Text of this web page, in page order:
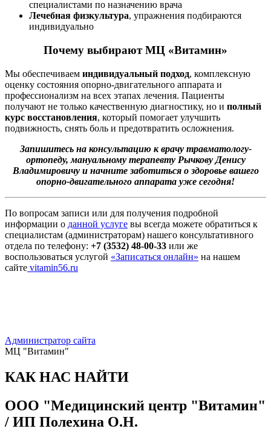
специалистами по назначению врача
Лечебная физкультура, упражнения подбираются
индивидуально
Почему выбирают МЦ «Витамин»
Мы обеспечиваем индивидуальный подход, комплексную
оценку состояния опорно-двигательного аппарата и
профессионализм на всех этапах лечения. Пациенты
получают не только качественную диагностику, но и полный
курс восстановления, который помогает улучшить
подвижность, снять боль и предотвратить осложнения.
Запишитесь на консультацию к врачу травматологу-
ортопеду, мануальному терапевту Рычкову Денису
Владимировичу и начните заботиться о здоровье вашего
опорно-двигательного аппарата уже сегодня!
По вопросам записи или для получения подробной
информации о данной услуге вы всегда можете обратиться к
специалистам (администраторам) нашего консультативного
отдела по телефону: +7 (3532) 48-00-33 или же
воспользоваться услугой «Записаться онлайн» на нашем
сайте vitamin56.ru
Администратор сайта
МЦ "Витамин"
КАК НАС НАЙТИ
ООО "Медицинский центр "Витамин"
/ ИП Полехина О.Н.